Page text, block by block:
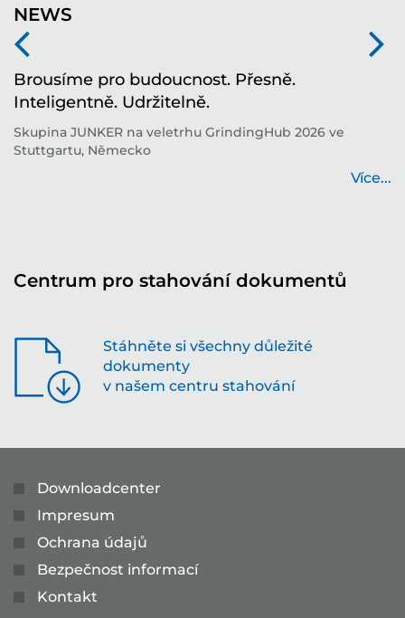
NEWS
Brousíme pro budoucnost. Přesně.
Inteligentně. Udržitelně.
Skupina JUNKER na veletrhu GrindingHub 2026 ve
Stuttgartu, Německo
Více...
Centrum pro stahování dokumentů
Stáhněte si všechny důležité
dokumenty
v našem centru stahování
Downloadcenter
Impresum
Ochrana údajů
Bezpečnost informací
Kontakt